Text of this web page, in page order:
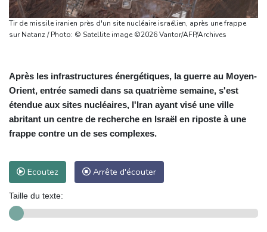
Tir de missile iranien près d'un site nucléaire israélien, après une frappe
sur Natanz / Photo: © Satellite image ©2026 Vantor/AFP/Archives
Après les infrastructures énergétiques, la guerre au Moyen-
Orient, entrée samedi dans sa quatrième semaine, s'est
étendue aux sites nucléaires, l'Iran ayant visé une ville
abritant un centre de recherche en Israël en riposte à une
frappe contre un de ses complexes.
Ecoutez Arrête d'écouter
Taille du texte: